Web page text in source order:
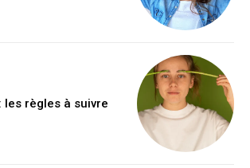
les règles à suivre